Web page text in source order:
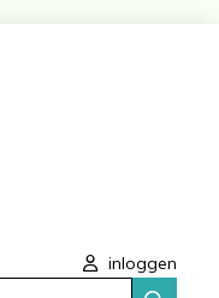
inloggen